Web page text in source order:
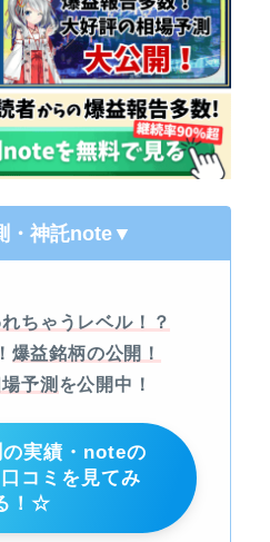
・神託note ▼
ちゃうレベル！？
爆益銘柄の公開！
予測 を公開中！
実績・noteの
コミを見てみ
！☆